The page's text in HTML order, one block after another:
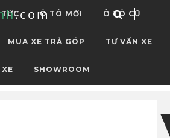
Ô TÔ MỚI Ô TÔ CŨ
MUA XE TRẢ GÓP TƯ VẤN XE
SHOWROOM
.com